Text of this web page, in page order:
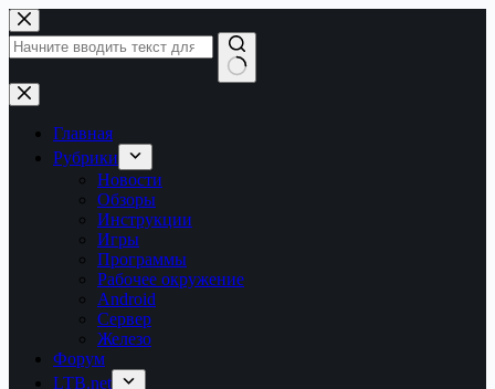
Перейти
к
сути
Ничего
не
найденоГлавная
Рубрики
Новости
Обзоры
Инструкции
Игры
Программы
Рабочее окружение
Android
Сервер
Железо
Форум
LTB.net